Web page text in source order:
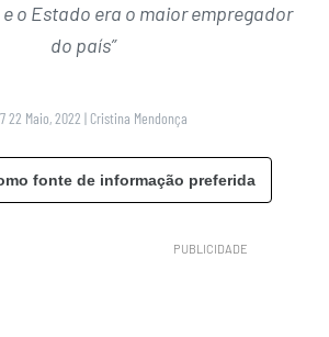
o Estado era o maior empregador
do país”
22 Maio, 2022 | Cristina Mendonça
fonte de informação preferida